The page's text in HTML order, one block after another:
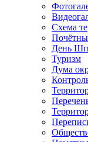
Схема
День
Туризм
Дума